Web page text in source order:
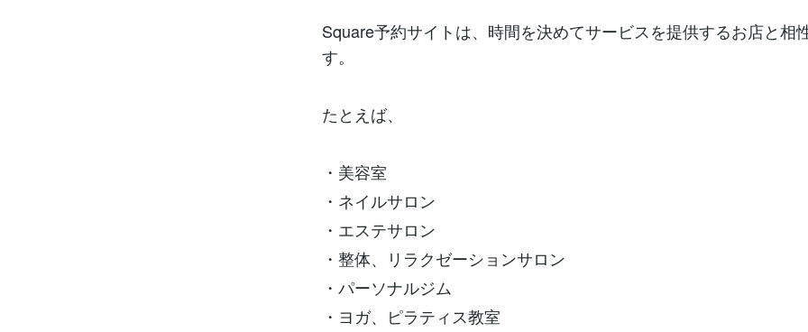
Square予約サイトは、時間を決めてサービスを提供するお店と相
す。
たとえば、
・美容室
・ネイルサロン
・エステサロン
・整体、リラクゼーションサロン
・パーソナルジム
・ヨガ、ピラティス教室